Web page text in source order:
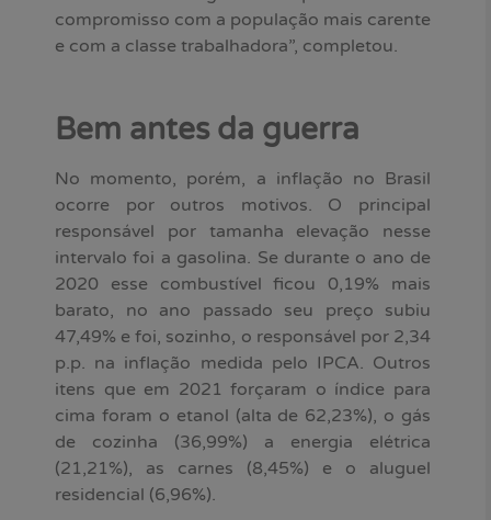
compromisso com a população mais carente
e com a classe trabalhadora”, completou.
Bem antes da guerra
No momento, porém, a inflação no Brasil
ocorre por outros motivos. O principal
responsável por tamanha elevação nesse
intervalo foi a gasolina. Se durante o ano de
2020 esse combustível ficou 0,19% mais
barato, no ano passado seu preço subiu
47,49% e foi, sozinho, o responsável por 2,34
p.p. na inflação medida pelo IPCA. Outros
itens que em 2021 forçaram o índice para
cima foram o etanol (alta de 62,23%), o gás
de cozinha (36,99%) a energia elétrica
(21,21%), as carnes (8,45%) e o aluguel
residencial (6,96%).